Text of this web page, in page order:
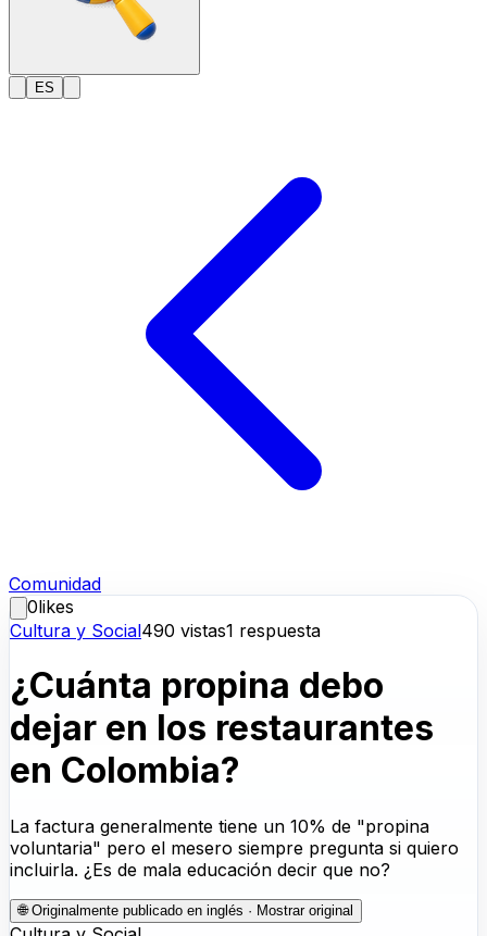
ES
Comunidad
0likes
Cultura y Social490 vistas1 respuesta
¿Cuánta propina debo
dejar en los restaurantes
en Colombia?
La factura generalmente tiene un 10% de "propina
voluntaria" pero el mesero siempre pregunta si quiero
incluirla. ¿Es de mala educación decir que no?
🌐Originalmente publicado en inglés · Mostrar original